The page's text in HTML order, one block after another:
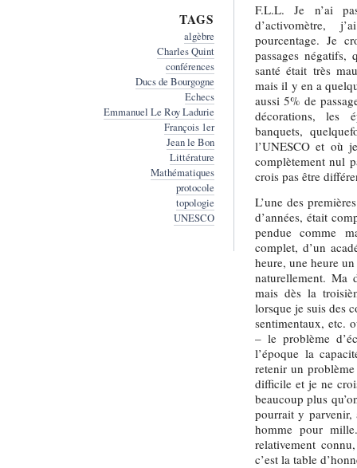
F.L.L. Je n’ai
d’activomètre,
pourcentage. Je
passages
santé était très
mais il y en a
aussi 5% de
décorations, les
banquets,
l’UNESCO et où
complètement nul
crois pas être
L’une des
d’années, était
pendue comme
complet, d’un
heure, une heure
naturellement. Ma
mais dès la
lorsque je suis des
sentimentaux, etc.
– le problème
l’époque la
retenir un
difficile et je ne
beaucoup plus
pourrait y parvenir,
homme pour
relativement
c’est la table
TAGS
algèbre
Charles Quint
conférences
Ducs de Bourgogne
Echecs
Emmanuel Le Roy Ladurie
François 1er
Jean le Bon
Littérature
Mathématiques
protocole
topologie
UNESCO